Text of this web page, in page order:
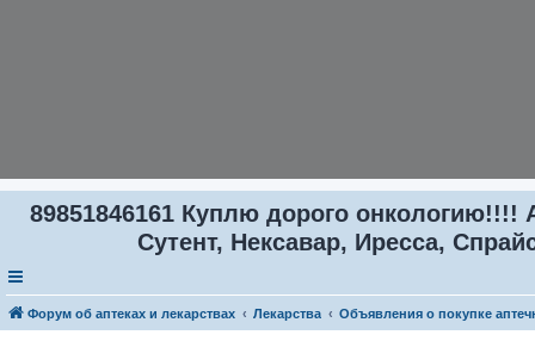
89851846161 Куплю дорого онкологию!!!!
Сутент, Нексавар, Иресса,
Форум об аптеках и лекарствах Лекарства Объявления о покупке